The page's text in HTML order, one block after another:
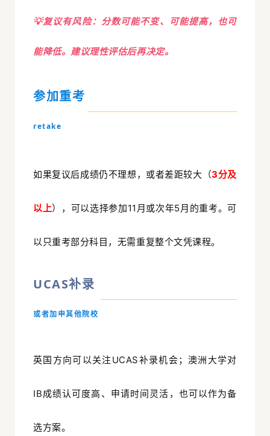
💡复议有风险：分数可能不变、可能提高，也可
能降低。建议理性评估后再决定。
参加重考
retake
如果复议后成绩仍不理想，或者差距较大（3分及
以上），可以选择参加11月或次年5月的重考。可
以只重考部分科目，无需重复整个文凭课程。
UCAS补录
或者加申其他院校
英国方向可以关注UCAS补录机会；澳洲大学对
IB成绩认可度高、申请时间灵活，也可以作为备
选方案。